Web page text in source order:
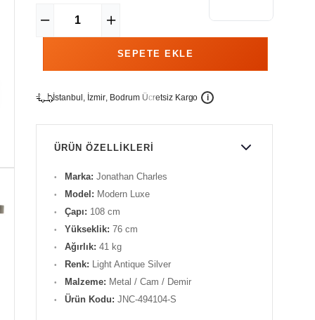
İstanbu , İzmir, Bodrum Ücretsiz Kargo i
ÜRÜN ÖZELLIKLERI
Marka: Jonathan Charles
Model: Modern Luxe
Çapı: 108 cm
Yükseklik: 76 cm
Ağırlık: 41 kg
Renk: Light Antique Silver
Malzeme: Metal / Cam / Demir
Ürün Kodu: JNC-494104-S